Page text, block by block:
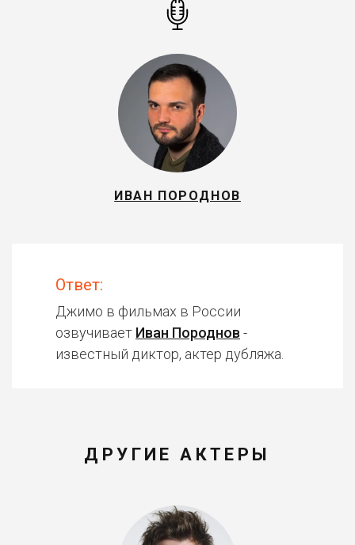
ИВАН ПОРОДНОВ
Ответ:
Джимо в фильмах в России
озвучивает Иван Породнов -
известный диктор, актер дубляжа.
ДРУГИЕ АКТЕРЫ